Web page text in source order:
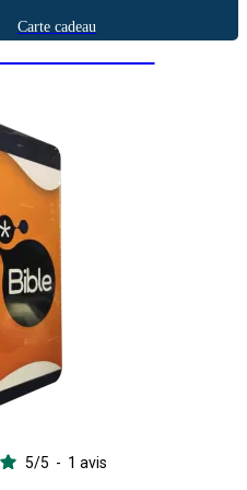
Carte cadeau
5/5 - 1 avis